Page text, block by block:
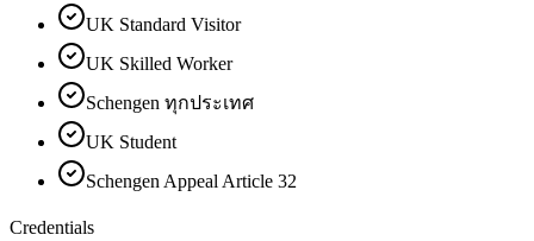
UK Standard Visitor
UK Skilled Worker
Schengen ทุกประเทศ
UK Student
Schengen Appeal Article 32
Credentials